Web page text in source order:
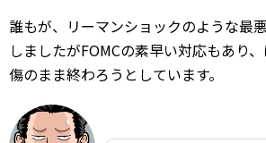
誰もが、リーマンショックのような最
しましたがFOMCの素早い対応もあり
傷のまま終わろうとしています。